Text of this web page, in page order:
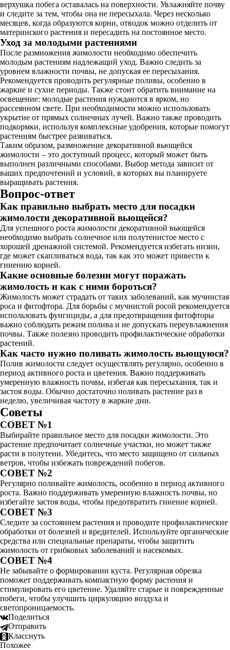
верхушка побега оставалась на поверхности. Увлажняйте почву
и следите за тем, чтобы она не пересыхала. Через несколько
месяцев, когда образуются корни, отводок можно отделить от
материнского растения и пересадить на постоянное место.
Уход за молодыми растениями
После размножения жимолости необходимо обеспечить
молодым растениям надлежащий уход. Важно следить за
уровнем влажности почвы, не допуская ее пересыхания.
Рекомендуется проводить регулярные поливы, особенно в
жаркие и сухие периоды. Также стоит обратить внимание на
освещение: молодые растения нуждаются в ярком, но
рассеянном свете. При необходимости можно использовать
укрытие от прямых солнечных лучей. Важно также проводить
подкормки, используя комплексные удобрения, которые помогут
растениям быстрее развиваться.
Таким образом, размножение декоративной вьющейся
жимолости – это доступный процесс, который может быть
выполнен различными способами. Выбор метода зависит от
ваших предпочтений и условий, в которых вы планируете
выращивать растения.
Вопрос-ответ
Как правильно выбрать место для посадки
жимолости декоративной вьющейся?
Для успешного роста жимолости декоративной вьющейся
необходимо выбрать солнечное или полутенистое место с
хорошей дренажной системой. Рекомендуется избегать низин,
где может скапливаться вода, так как это может привести к
гниению корней.
Какие основные болезни могут поражать
жимолость и как с ними бороться?
Жимолость может страдать от таких заболеваний, как мучнистая
роса и фитофтора. Для борьбы с мучнистой росой рекомендуется
использовать фунгициды, а для предотвращения фитофторы
важно соблюдать режим полива и не допускать переувлажнения
почвы. Также полезно проводить профилактические обработки
растений.
Как часто нужно поливать жимолость вьющуюся?
Полив жимолости следует осуществлять регулярно, особенно в
период активного роста и цветения. Важно поддерживать
умеренную влажность почвы, избегая как пересыхания, так и
застоя воды. Обычно достаточно поливать растение раз в
неделю, увеличивая частоту в жаркие дни.
Советы
СОВЕТ №1
Выбирайте правильное место для посадки жимолости. Это
растение предпочитает солнечные участки, но может также
расти в полутени. Убедитесь, что место защищено от сильных
ветров, чтобы избежать повреждений побегов.
СОВЕТ №2
Регулярно поливайте жимолость, особенно в период активного
роста. Важно поддерживать умеренную влажность почвы, но
избегайте застоя воды, чтобы предотвратить гниение корней.
СОВЕТ №3
Следите за состоянием растения и проводите профилактические
обработки от болезней и вредителей. Используйте органические
средства или специальные препараты, чтобы защитить
жимолость от грибковых заболеваний и насекомых.
СОВЕТ №4
Не забывайте о формировании куста. Регулярная обрезка
поможет поддерживать компактную форму растения и
стимулировать его цветение. Удаляйте старые и поврежденные
побеги, чтобы улучшить циркуляцию воздуха и
светопроницаемость.
Поделиться
Отправить
Класснуть
Похожее